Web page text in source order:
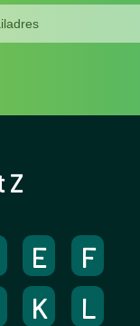
Z
E
F
K
L